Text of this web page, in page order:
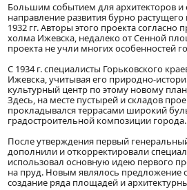
Большим событием для архитекторов и
направление развития бурно
1932 гг. Авторы этого проекта
холма Ижевска, недалеко от Сенной
проекта не учли многих особенностей
С 1934 г. специалисты Горьковского
Ижевска, учитывая его природно-
культурный центр по этому новому
Здесь, на месте пустырей и складов
прокладывался террасами широкий
градостроительной композиции города.
После утверждения первый
дополнили и откорректировали
использовал основную идею первого
на пруд. Новым являлось предложение
создание ряда площадей и